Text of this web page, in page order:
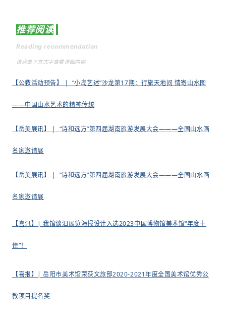
推荐阅读
Reading recommendation
请点击下方文字查看详细内容
【公教活动预告】 | “小岛艺述”沙龙第17期：行旅天地间 情寄山水图
——中国山水艺术的精神传统
【岳美展讯】 | “诗和远方”第四届湖南旅游发展大会———全国山水画
名家邀请展
【岳美展讯】 | “诗和远方”第四届湖南旅游发展大会———全国山水画
名家邀请展
【喜讯】| 我馆谈汩展览海报设计入选2023中国博物馆美术馆“年度十
佳”！
【喜报】| 岳阳市美术馆荣获文旅部2020-2021年度全国美术馆优秀公
教项目提名奖